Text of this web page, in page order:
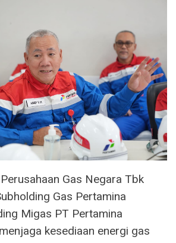
Gas Negara Tbk
Gas Pertamina
Migas PT Pertamina
kesediaan energi gas